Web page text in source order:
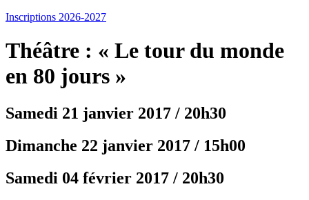
Inscriptions 2026-2027
Théâtre : « Le tour du monde
en 80 jours »
Samedi 21 janvier 2017 / 20h30
Dimanche 22 janvier 2017 / 15h00
Samedi 04 février 2017 / 20h30